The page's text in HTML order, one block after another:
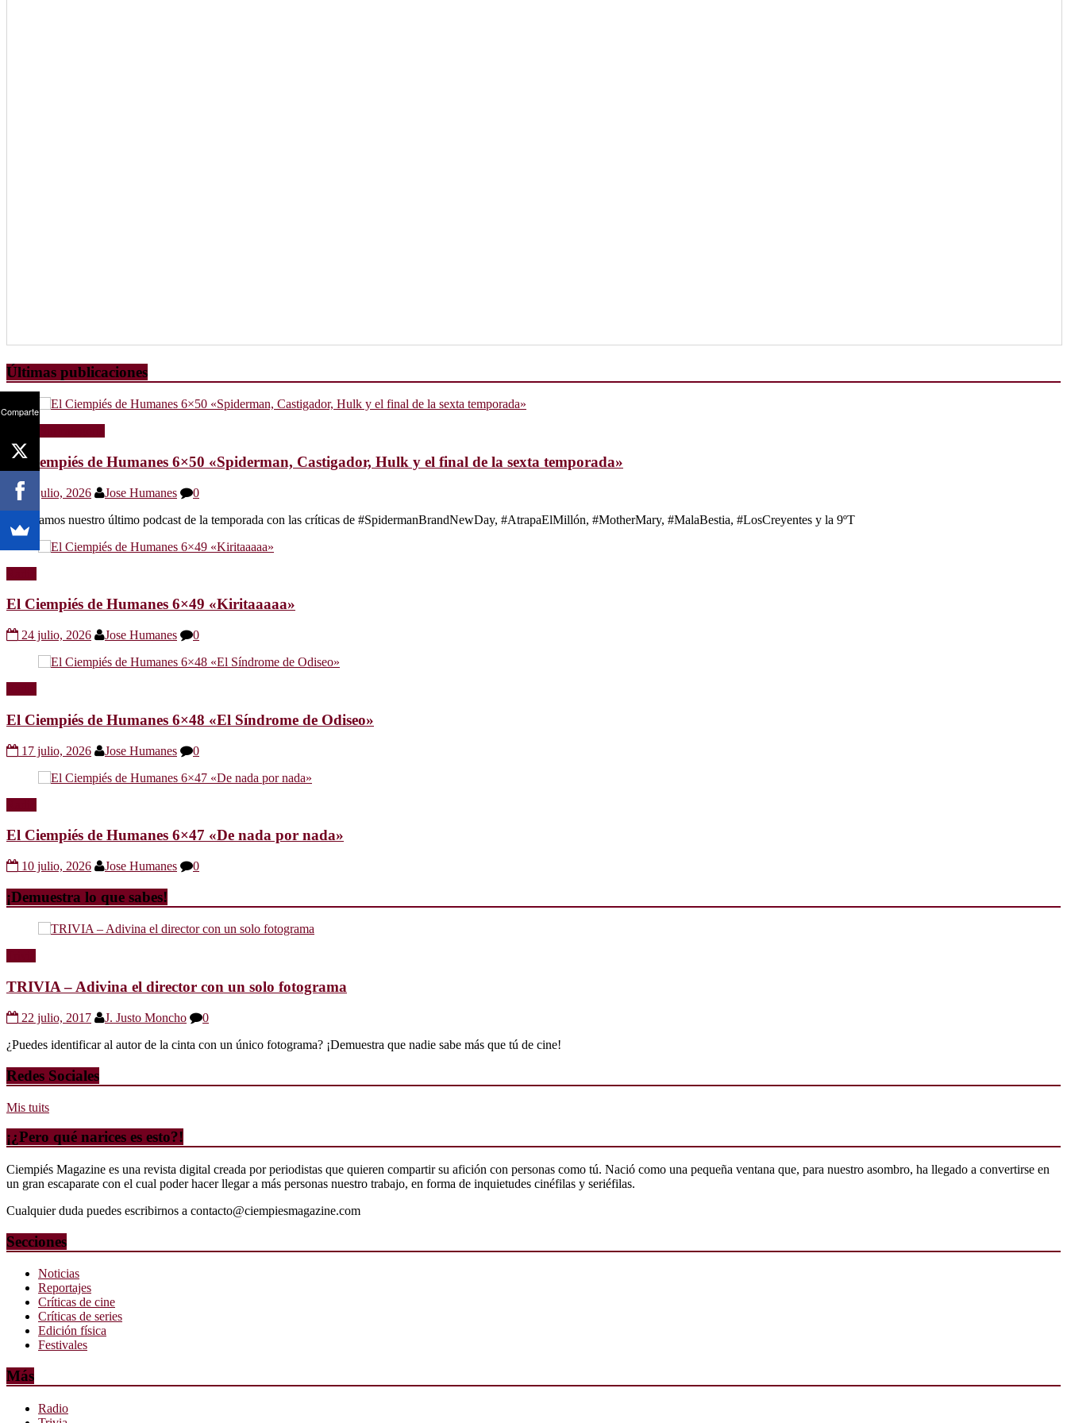
Últimas publicaciones
El Ciempiés de Humanes 6×50 «Spiderman, Castigador, Hulk y el final de la sexta temporada»
30 julio, 2026 Jose Humanes
0
Os dejamos nuestro último podcast de la temporada con las críticas de #SpidermanBrandNewDay, #AtrapaElMillón, #MotherMary, #MalaBestia, #LosCreyentes y la 9ºT
El Ciempiés de Humanes 6×49 «Kiritaaaaa»
24 julio, 2026 Jose Humanes 0
El Ciempiés de Humanes 6×48 «El Síndrome de Odiseo»
17 julio, 2026 Jose Humanes 0
El Ciempiés de Humanes 6×47 «De nada por nada»
10 julio, 2026 Jose Humanes 0
¡Demuestra lo que sabes!
TRIVIA – Adivina el director con un solo fotograma
22 julio, 2017 J. Justo Moncho
0
¿Puedes identificar al autor de la cinta con un único fotograma? ¡Demuestra que nadie sabe más que tú de cine!
Redes Sociales
Mis tuits
¡¿Pero qué narices es esto?!
Ciempiés Magazine es una revista digital creada por periodistas que quieren compartir su afición con personas como tú. Nació como una pequeña ventana que, para nuestro asombro, ha llegado a convertirse en
un gran escaparate con el cual poder hacer llegar a más personas nuestro trabajo, en forma de inquietudes cinéfilas y seriéfilas.
Cualquier duda puedes escribirnos a contacto@ciempiesmagazine.com
Secciones
Noticias
Reportajes
Críticas de cine
Críticas de series
Edición física
Festivales
Más
Radio
Comparte